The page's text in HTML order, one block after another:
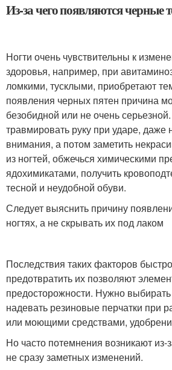
Из-за чего появляются черные
Ногти очень чувствительны к
здоровья, например, при
ломкими, тусклыми, приобретают
появления черных пятен причина
безобидной или не очень
травмировать руку при ударе, даже
внимания, а потом заметить
из ногтей, обжечься химическими
ядохимикатами, получить
тесной и неудобной обуви.
Следует выяснить причину
ногтях, а не скрывать их под лаком
Последствия таких факторов
предотвратить их позволяют
предосторожности. Нужно
надевать резиновые перчатки при
или моющими средствами,
Но часто потемнения возникают
не сразу заметных изменений.